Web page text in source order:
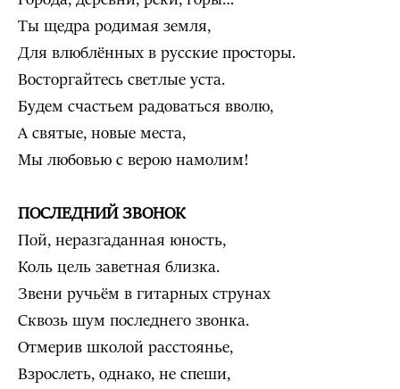
Ты щедра родимая земля,
Для влюблённых в русские просторы.
Восторгайтесь светлые уста.
Будем счастьем радоваться вволю,
А святые, новые места,
Мы любовью с верою намолим!
ПОСЛЕДНИЙ ЗВОНОК
Пой, неразгаданная юность,
Коль цель заветная близка.
Звени ручьём в гитарных струнах
Сквозь шум последнего звонка.
Отмерив школой расстоянье,
Взрослеть, однако, не спеши,